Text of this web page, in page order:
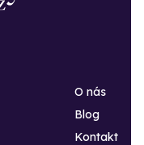
O nás
Blog
Kontakt